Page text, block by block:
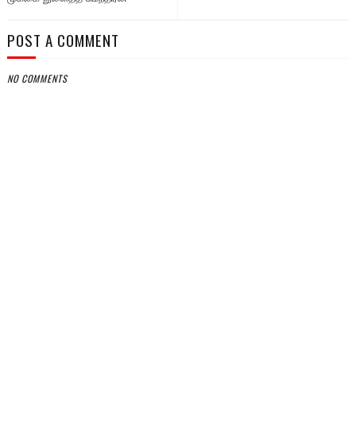
POST A COMMENT
NO COMMENTS